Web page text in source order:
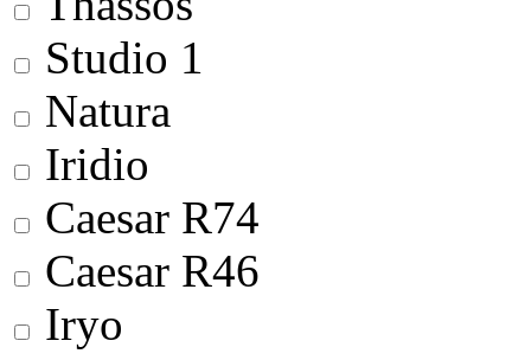
Studio 1
Natura
Iridio
Сaesar R74
Сaesar R46
Iryo